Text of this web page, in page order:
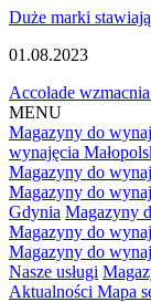
Duże marki
01.08.2023
Accolade
MENU
Magazyny do
wynajęcia
Magazyny do
Magazyny do
Gdynia Magazyny
Magazyny do
Magazyny do
Nasze usługi
Aktualności Mapa